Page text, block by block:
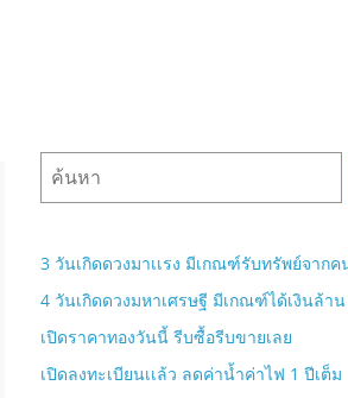
3 วันเกิดดวงมาเเรง มีเกณฑ์รับทรัพย์จากค
4 วันเกิดดวงมหาเศรษฐี มีเกณฑ์ได้เงินล้าน
เปิดราคาทองวันนี้ รีบซื้อรีบขายเลย
เปิดลงทะเบียนเเล้ว ลดค่าน้ำค่าไฟ 1 ปีเต็ม